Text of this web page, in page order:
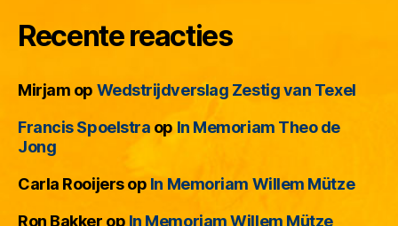
Recente reacties
Mirjam op Wedstrijdverslag Zestig van Texel
Francis Spoelstra op In Memoriam Theo de
Jong
Carla Rooijersop In Memoriam Willem Mütze
Ron Bakker op In Memoriam Willem Mütze